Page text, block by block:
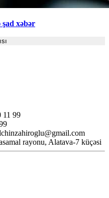
xəbər
11 99
rayonu, Alatava-7 küçəsi